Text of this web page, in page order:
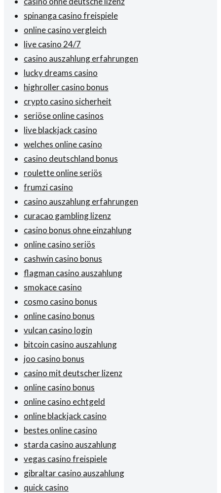
spinanga casino freispiele
online casino vergleich
live casino 24/7
casino auszahlung erfahrungen
lucky dreams casino
highroller casino bonus
crypto casino sicherheit
seriöse online casinos
live blackjack casino
welches online casino
casino deutschland bonus
roulette online seriös
frumzi casino
casino auszahlung erfahrungen
curacao gambling lizenz
casino bonus ohne einzahlung
online casino seriös
cashwin casino bonus
flagman casino auszahlung
smokace casino
cosmo casino bonus
online casino bonus
vulcan casino login
bitcoin casino auszahlung
joo casino bonus
casino mit deutscher lizenz
online casino bonus
online casino echtgeld
online blackjack casino
bestes online casino
starda casino auszahlung
vegas casino freispiele
gibraltar casino auszahlung
quick casino